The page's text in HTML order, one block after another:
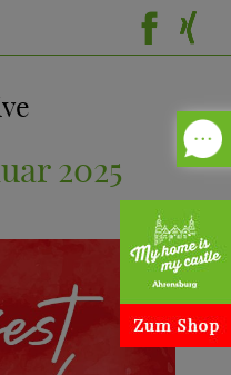
2025